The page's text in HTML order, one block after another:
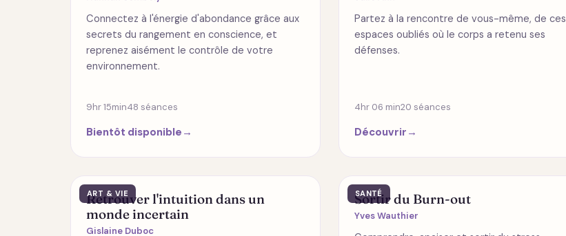
Connectez à l'énergie d'abondance grâce aux
secrets du rangement en conscience, et
reprenez aisément le contrôle de votre
environnement.
9hr 15min48 séances
Bientôt disponible →
Partez à la rencontre de vous-même, de ces
espaces oubliés où le corps a retenu ses
défenses.
4hr 06 min20 séances
Découvrir →
ART & VIE
Retrouver l'intuition dans un
monde incertain
Gislaine Duboc
SANTÉ
Sortir du Burn-out
Yves Wauthier